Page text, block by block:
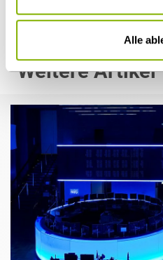
Alle
Weitere Artikel